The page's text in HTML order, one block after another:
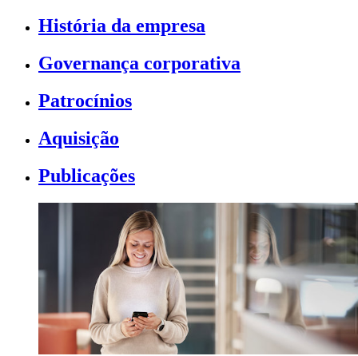
História da empresa
Governança corporativa
Patrocínios
Aquisição
Publicações